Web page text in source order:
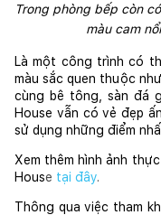
Trong phòng bếp còn
màu cam
Là một công trình có
màu sắc quen thuộc
cùng bê tông, sàn đá
House vẫn có vẻ đẹp
sử dụng những điểm
Xem thêm hình ảnh
House tại đây.
Thông qua việc tham